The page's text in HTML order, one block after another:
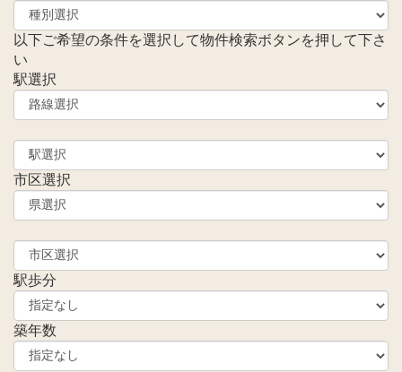
以下ご希望の条件を選択して物件検索ボタンを押して下さ
い
駅選択
市区選択
駅歩分
築年数